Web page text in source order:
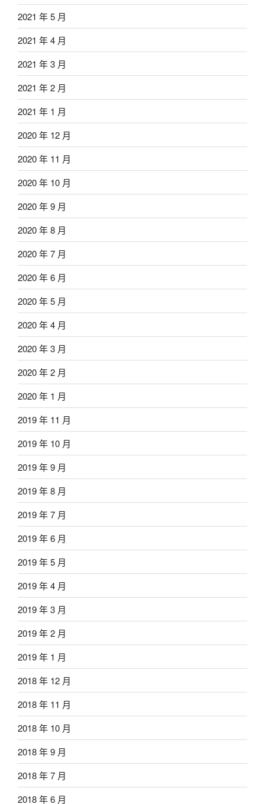
2021 年 5 月
2021 年 4 月
2021 年 3 月
2021 年 2 月
2021 年 1 月
2020 年 12 月
2020 年 11 月
2020 年 10 月
2020 年 9 月
2020 年 8 月
2020 年 7 月
2020 年 6 月
2020 年 5 月
2020 年 4 月
2020 年 3 月
2020 年 2 月
2020 年 1 月
2019 年 11 月
2019 年 10 月
2019 年 9 月
2019 年 8 月
2019 年 7 月
2019 年 6 月
2019 年 5 月
2019 年 4 月
2019 年 3 月
2019 年 2 月
2019 年 1 月
2018 年 12 月
2018 年 11 月
2018 年 10 月
2018 年 9 月
2018 年 7 月
2018 年 6 月